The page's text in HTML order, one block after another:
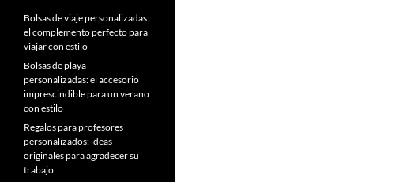
Bolsas de viaje personalizadas:
el complemento perfecto para
viajar con estilo
Bolsas de playa
personalizadas: el accesorio
imprescindible para un verano
con estilo
Regalos para profesores
personalizados: ideas
originales para agradecer su
trabajo